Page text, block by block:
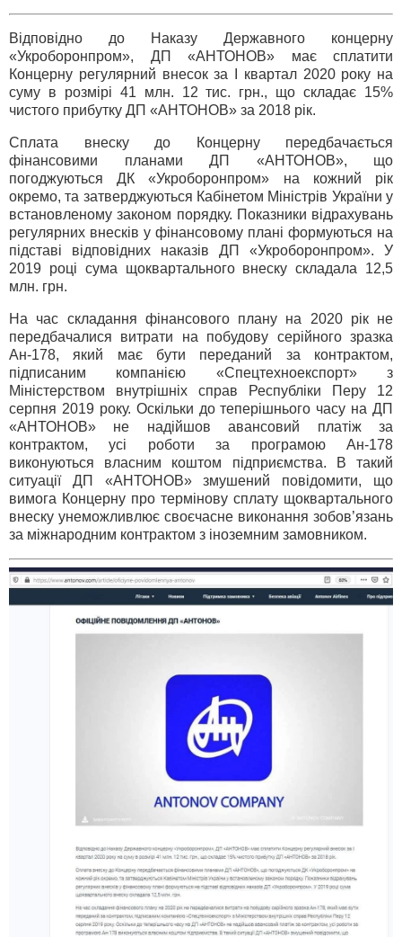
Відповідно до Наказу Державного концерну
«Укроборонпром», ДП «АНТОНОВ» має сплатити
Концерну регулярний внесок за I квартал 2020 року на
суму в розмірі 41 млн. 12 тис. грн., що складає 15%
чистого прибутку ДП «АНТОНОВ» за 2018 рік.
Сплата внеску до Концерну передбачається
фінансовими планами ДП «АНТОНОВ», що
погоджуються ДК «Укроборонпром» на кожний рік
окремо, та затверджуються Кабінетом Міністрів України у
встановленому законом порядку. Показники відрахувань
регулярних внесків у фінансовому плані формуються на
підставі відповідних наказів ДП «Укроборонпром». У
2019 році сума щоквартального внеску складала 12,5
млн. грн.
На час складання фінансового плану на 2020 рік не
передбачалися витрати на побудову серійного зразка
Ан-178, який має бути переданий за контрактом,
підписаним компанією «Спецтехноекспорт» з
Міністерством внутрішніх справ Республіки Перу 12
серпня 2019 року. Оскільки до теперішнього часу на ДП
«АНТОНОВ» не надійшов авансовий платіж за
контрактом, усі роботи за програмою Ан-178
виконуються власним коштом підприємства. В такий
ситуації ДП «АНТОНОВ» змушений повідомити, що
вимога Концерну про термінову сплату щоквартального
внеску унеможливлює своєчасне виконання зобов’язань
за міжнародним контрактом з іноземним замовником.